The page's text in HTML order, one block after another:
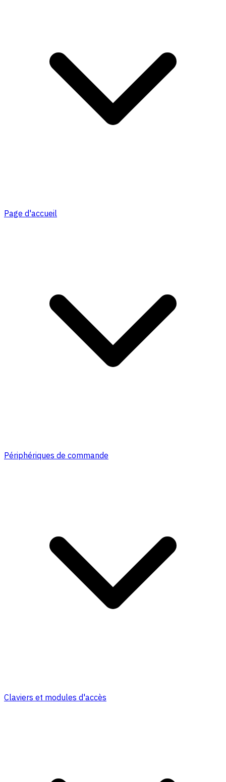
Page d'accueil
Périphériques de commande
Claviers et modules d'accès